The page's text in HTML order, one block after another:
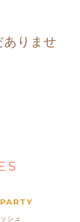
ありませ
シュ